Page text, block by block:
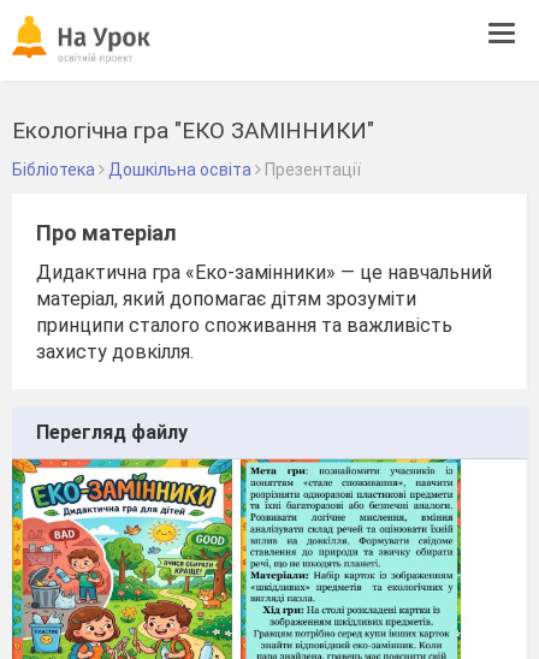
Екологічна гра "ЕКО ЗАМІННИКИ"
Бібліотека Дошкільна освіта Презентації
Про матеріал
Дидактична гра «Еко-замінники» — це навчальний
матеріал, який допомагає дітям зрозуміти
принципи сталого споживання та важливість
захисту довкілля.
Перегляд файлу